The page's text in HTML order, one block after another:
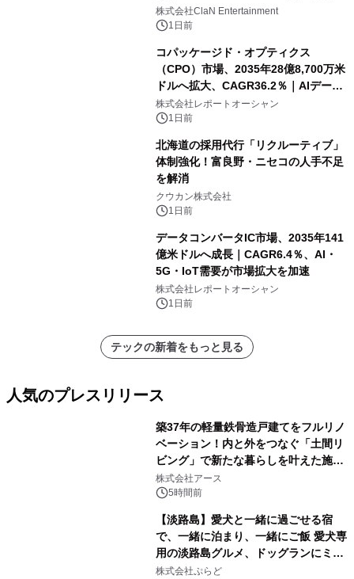
開催決定！！
株式会社ClaN Entertainment
1日前
コパッケージド・オプティクス
（CPO）市場、2035年28億8,700万米
ドルへ拡大、CAGR36.2％｜AIデータ
センター・高速光通信需要が成長を加
速
株式会社レポートオーシャン
1日前
北海道の採用代行「リクルーティブ」
体制強化！富良野・ニセコの人手不足
を解消
クウカン株式会社
1日前
データコンバータIC市場、2035年141
億米ドルへ成長｜CAGR6.4％、AI・
5G・IoT需要が市場拡大を加速
株式会社レポートオーシャン
1日前
テックの新着をもっと見る
人気のプレスリリース
築37年の軽量鉄骨造戸建てをフルリノ
ベーション！内と外をつなぐ「土間リ
ビング」で新たな暮らしを叶えた施工
事例を株式会社アースが公開
株式会社アース
5時間前
【淡路島】愛犬と一緒に過ごせる宿
で、一緒に泊まり、一緒にご飯 愛犬専
用の淡路島グルメ、ドッグランにミニ
プール グランピングとトレーラーハウ
株式会社ぷらど